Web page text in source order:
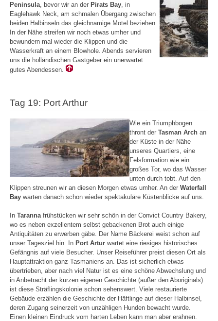
Peninsula, bevor wir an der Pirats Bay, in
Eaglehawk Neck, am schmalen Übergang zwischen
beiden Halbinseln das gleichnamige Motel beziehen.
In der Nähe streifen wir noch etwas umher und
bewundern mal wieder die Klippen und die
Wasserkraft an einem Blowhole. Abends servieren
uns die holländischen Gastgeber ein unerwartet
gutes Abendessen.
Tag 19: Port Arthur
Wie ein Triumphbogen
thront der Tasman Arch an
der Küste in der Nähe
unseres Quartiers, eine
Felsformation wie ein
großes Tor, wo das Wasser
unten durch tobt. Auf den
Klippen streunen wir an diesen Morgen etwas umher. An der Waterfall
Bay warten danach schon wieder spektakuläre Küstenblicke auf uns.
In Taranna frühstücken wir sehr schön in der Convict Country Bakery,
wo es neben exzellentem selbst gebackenen Brot auch einige
Antiquitäten zu erwerben gäbe. Der Name Bäckerei weist schon auf
unser Tagesziel hin. In Port Artur wartet eine riesiges historisches
Gefängnis auf viele Besucher. Unser Reiseführer preist diesen Ort als
Hauptattraktion ganz Tasmaniens an. Das ist sicherlich etwas
übertrieben, aber nach viel Natur ist es eine schöne Abwechslung und
in Anbetracht der kurzen eigenen Geschichte (außer den Aboriginals)
ist diese Sträflingskolonie schon sehenswert. Viele restaurierte
Gebäude erzählen die Geschichte der Häftlinge auf dieser Halbinsel,
deren Zugang seinerzeit von unzähligen Hunden bewacht wurde.
Einen kleinen Eindruck vom harten Leben kann man aber erahnen.